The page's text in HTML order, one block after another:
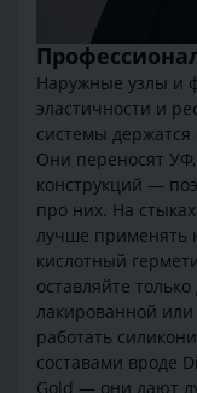
Наружные узлы и
эластичности и
системы держатся
Они переносят
конструкций —
про них. На
лучше применять
кислотный
оставляйте
лакированной
работать
составами вроде
Gold — они дают